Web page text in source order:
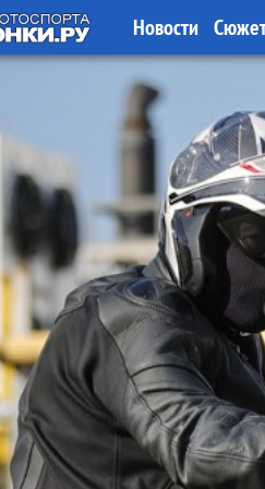
Новости